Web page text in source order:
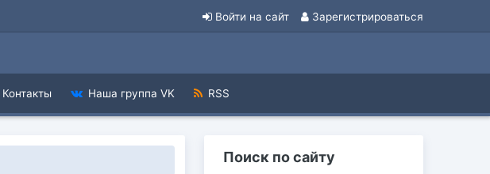
Войти на сайт Зарегистрироваться
Контакты Наша группа VK RSS
Поиск по сайту